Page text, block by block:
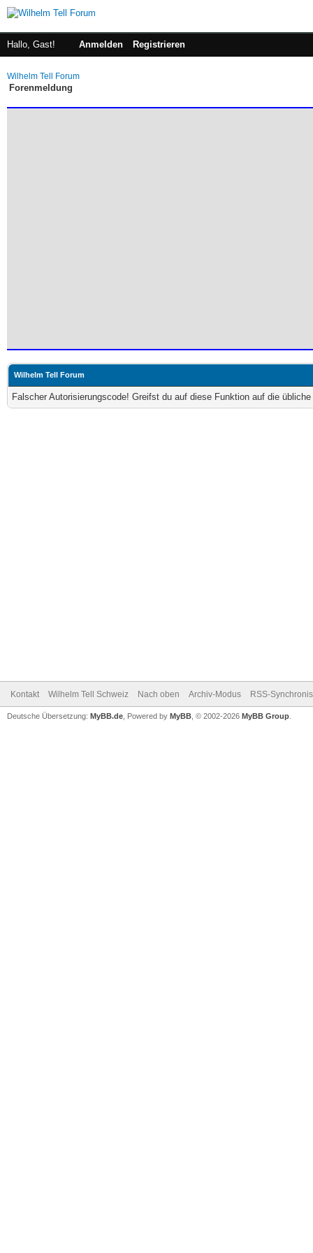
Hallo, Gast! Anmelden Registrieren
Wilhelm Tell Forum
Forenmeldung
Wilhelm Tell Forum
Falscher Autorisierungscode! Greifst du auf diese Funktion auf die
Kontakt Wilhelm Tell Schweiz Nach oben Archiv-Modus RSS-
Deutsche Übersetzung: MyBB.de , Powered by MyBB , © 2002-2026 MyBB Group